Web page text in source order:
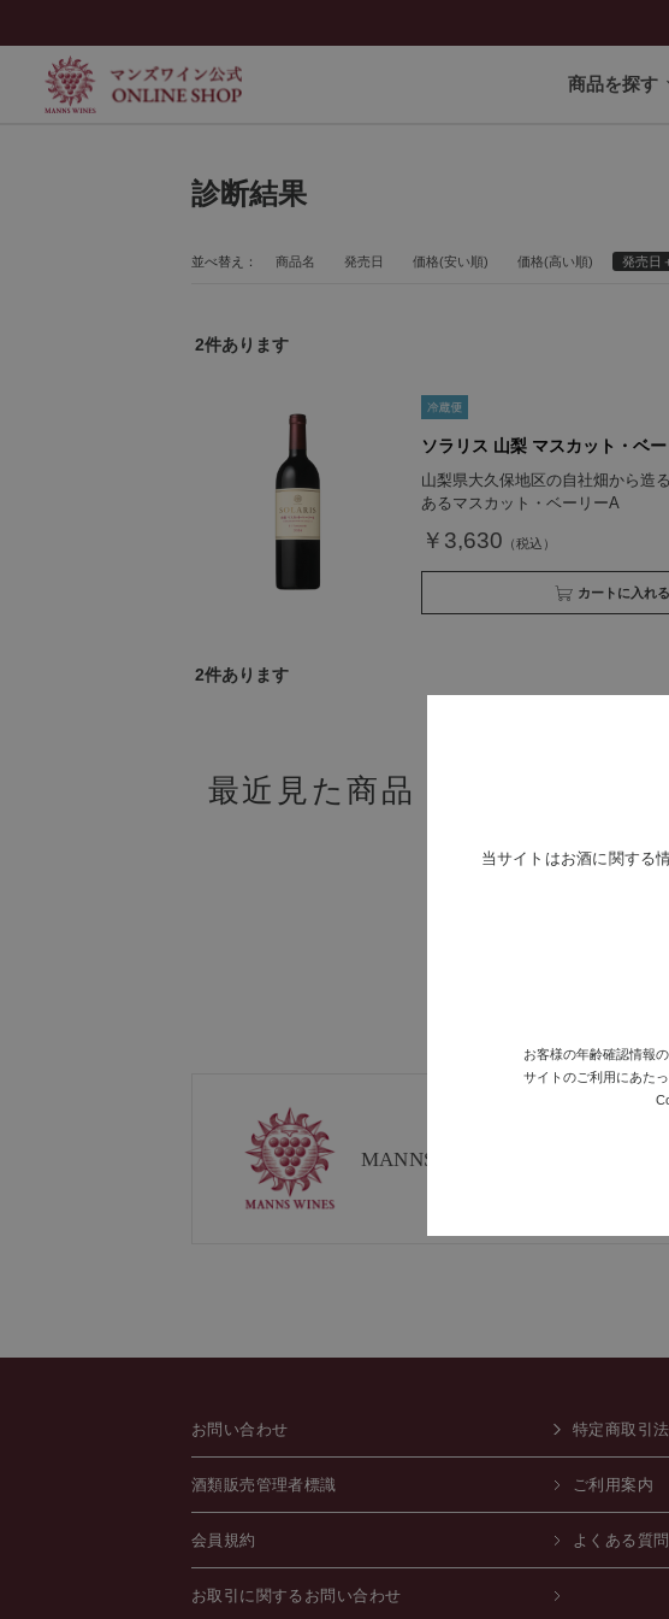
商品を探す
診断結果
並べ替え： 商品名 発売日 価格(安い順) 価格(高い順) 発売日
2件あります
ソラリス 山梨 マスカット・ベ
山梨県大久保地区の自社畑から造
あるマスカット・ベーリーA
￥3,630
買い物かごへ入れる
2件あります
最近見た商品
MANNS WINE
お問い合わせ 特定商取引
酒類販売管理者標識 ご利用案内
会員規約 よくある質問
お取引に関するお問い合わせ
当サイトはお酒に関する
お客様の年齢確認情報
サイトのご利用にあた